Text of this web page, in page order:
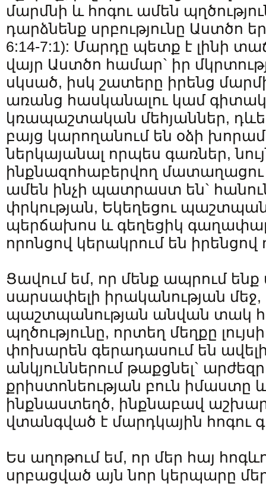
մարմնի և հոգու ամեն
դարձնենք սրբությունը Աստծո
6:14-7:1): Մարդը պետք է լինի
վայր Աստծո համար` իր
սկսած, իսկ շատերը իրենց
առանց հասկանալու կամ
կռապաշտական մեհյաններ,
բայց կարողանում են օձի
ներկայանալ որպես գառներ,
ինքնազոհաբերվող մատաղացու
ամեն ինչի պատրաստ են`
փրկության, Եկեղեցու
պերճախոս և գեղեցիկ
որոնցով կերակրում են իրենցով
Ցավում եմ, որ մենք ապրում
սարսափելի իրականության մեջ,
պաշտպանության անվան տակ
պղծությունը, որտեղ մեղքը
փոխարեն գերադասում են
անկյուններում թաքցնել`
քրիստոնեության բուն իմաստը
ինքնաստեղծ, ինքնաբավ
վտանգված է մարդկային հոգու
Ես աղոթում եմ, որ մեր հայ
սրբացված այն նոր կերպարը